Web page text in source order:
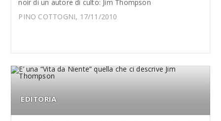
noir di un autore di culto: Jim Thompson
PINO COTTOGNI, 17/11/2010
EDITORIA